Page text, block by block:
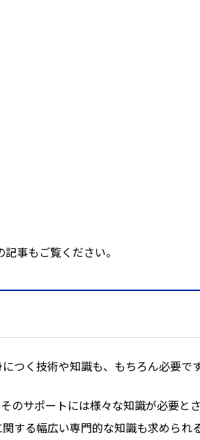
事もご覧ください。
つく技術や知識も、もちろん必要で
のサポートには様々な知識が必要
する幅広い専門的な知識も求めら